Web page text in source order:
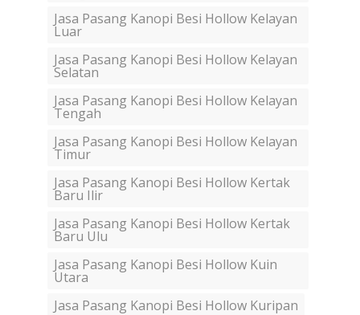
Jasa Pasang Kanopi Besi Hollow Kelayan
Luar
Jasa Pasang Kanopi Besi Hollow Kelayan
Selatan
Jasa Pasang Kanopi Besi Hollow Kelayan
Tengah
Jasa Pasang Kanopi Besi Hollow Kelayan
Timur
Jasa Pasang Kanopi Besi Hollow Kertak
Baru Ilir
Jasa Pasang Kanopi Besi Hollow Kertak
Baru Ulu
Jasa Pasang Kanopi Besi Hollow Kuin
Utara
Jasa Pasang Kanopi Besi Hollow Kuripan